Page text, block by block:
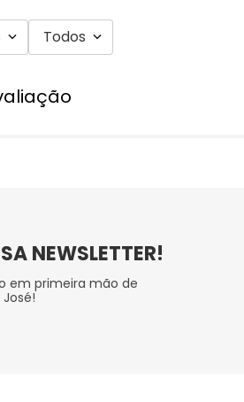
Todos
NEWSLETTER!
em primeira mão de